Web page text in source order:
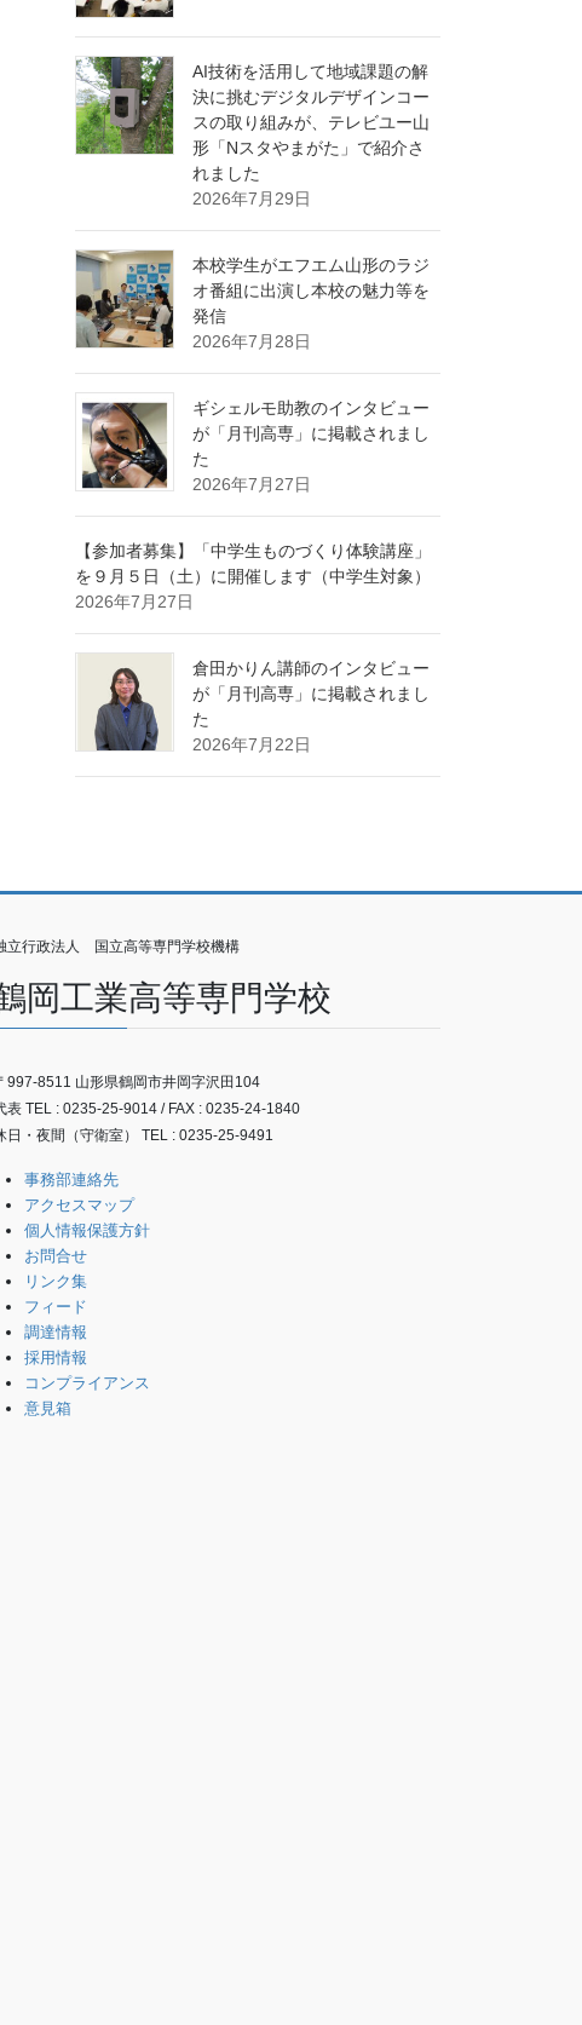
AI技術を活用して地域課題の解
決に挑むデジタルデザインコー
スの取り組みが、テレビユー山
形「Nスタやまがた」で紹介さ
れました
2026年7月29日
本校学生がエフエム山形のラジ
オ番組に出演し本校の魅力等を
発信
2026年7月28日
ギシェルモ助教のインタビュー
が「月刊高専」に掲載されまし
た
2026年7月27日
【参加者募集】「中学生ものづくり体験講座」
を９月５日（土）に開催します（中学生対象）
2026年7月27日
倉田かりん講師のインタビュー
が「月刊高専」に掲載されまし
た
2026年7月22日
立行政法人 国立高等専門学校機構
岡工業高等専門学校
997-8511 山形県鶴岡市井岡字沢田104
表 TEL : 0235-25-9014 / FAX : 0235-24-1840
日・夜間（守衛室） TEL : 0235-25-9491
事務部連絡先
アクセスマップ
個人情報保護方針
お問合せ
リンク集
フィード
調達情報
採用情報
コンプライアンス
意見箱